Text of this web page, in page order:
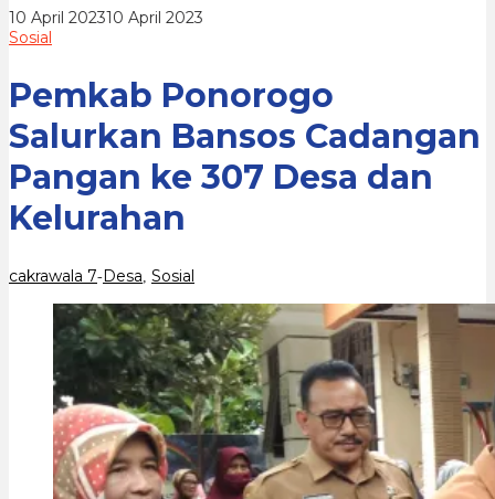
307
Desa
10 April 202310 April 2023
Sosial
Pemkab Ponorogo
Salurkan Bansos Cadangan
Pangan ke 307 Desa dan
Kelurahan
cakrawala 7-Desa Sosial